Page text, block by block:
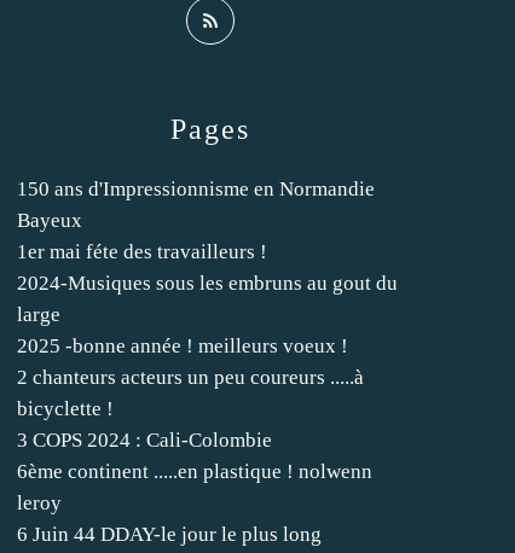
Pages
150 ans d'Impressionnisme en Normandie
Bayeux
1er mai féte des travailleurs !
2024-Musiques sous les embruns au gout du
large
2025 -bonne année ! meilleurs voeux !
2 chanteurs acteurs un peu coureurs .....à
bicyclette !
3 COPS 2024 : Cali-Colombie
6ème continent .....en plastique ! nolwenn
leroy
6 Juin 44 DDAY-le jour le plus long